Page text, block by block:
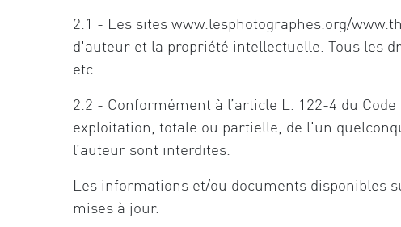
2.1 - Les sites www.lesphotographes.org/
d'auteur et la propriété intellectuelle. Tous les
etc.
2.2 - Conformément à l’article L. 122-4 du
exploitation, totale ou partielle, de l'un
l’auteur sont interdites.
Les informations et/ou documents disponibles
mises à jour.